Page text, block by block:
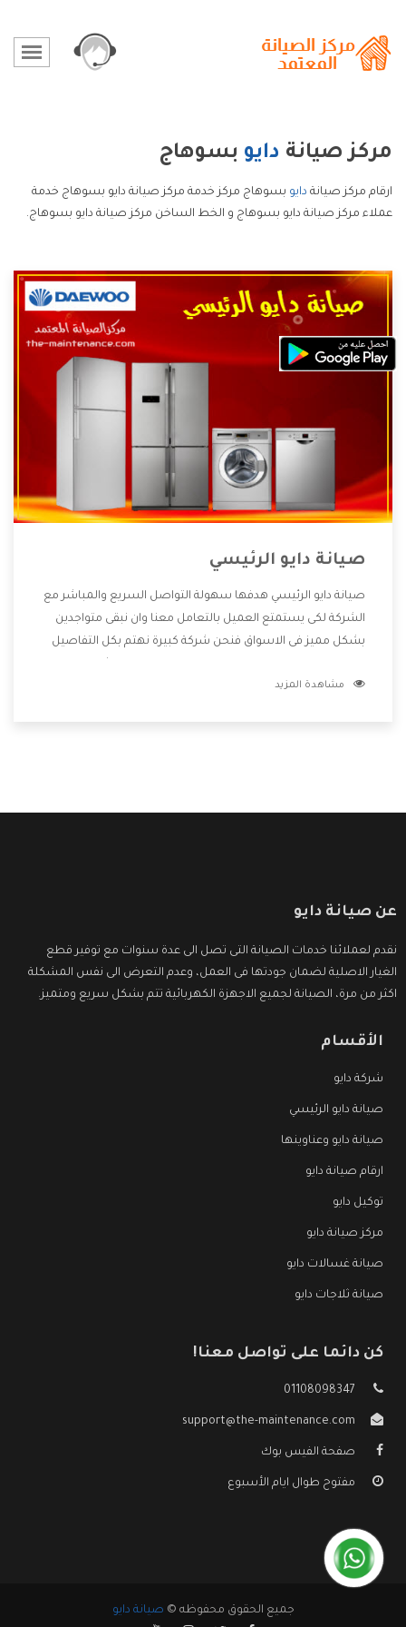
مركز صيانة دايو بسوهاج
ارقام مركز صيانة دايو بسوهاج مركز خدمة مركز صيانة دايو بسوهاج خدمة
عملاء مركز صيانة دايو بسوهاج و الخط الساخن مركز صيانة دايو بسوهاج.
صيانة دايو الرئيسي
صيانة دايو الرئيسي هدفها سهولة التواصل السريع والمباشر مع
الشركة لكى يستمتع العميل بالتعامل معنا وان نبقى متواجدين
بشكل مميز فى الاسواق فنحن شركة كبيرة نهتم بكل التفاصيل
والتى تكون منها خدمة الصيانة التى تكون من أهم الخدمات التى
مشاهدة المزيد
عن صيانة دايو
نقدم لعملائنا خدمات الصيانة التى تصل الى عدة سنوات مع توفير قطع
الغيار الاصلية لضمان جودتها فى العمل، وعدم التعرض الى نفس المشكلة
اكثر من مرة، الصيانة لجميع الاجهزة الكهربائية تتم بشكل سريع ومتميز.
الأقسام
شركة دايو
صيانة دايو الرئيسي
صيانة دايو وعناوينها
ارقام صيانة دايو
توكيل دايو
مركز صيانة دايو
صيانة غسالات دايو
صيانة ثلاجات دايو
كن دائما على تواصل معنا!
01108098347
support@the-maintenance.com
صفحة الفيس بوك
مفتوح طوال ايام الأسبوع
جميع الحقوق محفوظه © صيانة دايو